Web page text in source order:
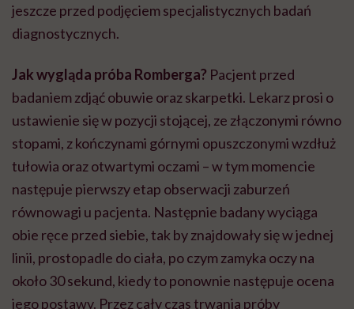
jeszcze przed podjęciem specjalistycznych badań
diagnostycznych.
Jak wygląda próba Romberga? Pacjent przed
badaniem zdjąć obuwie oraz skarpetki. Lekarz prosi o
ustawienie się w pozycji stojącej, ze złączonymi równo
stopami, z kończynami górnymi opuszczonymi wzdłuż
tułowia oraz otwartymi oczami – w tym momencie
następuje pierwszy etap obserwacji zaburzeń
równowagi u pacjenta. Następnie badany wyciąga
obie ręce przed siebie, tak by znajdowały się w jednej
linii, prostopadle do ciała, po czym zamyka oczy na
około 30 sekund, kiedy to ponownie następuje ocena
jego postawy. Przez cały czas trwania próby